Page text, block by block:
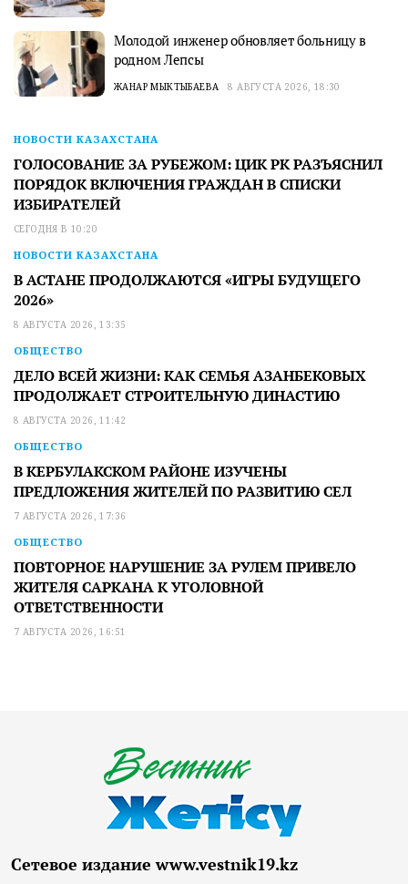
Молодой инженер обновляет больницу в
родном Лепсы
ЖАНАР МЫКТЫБАЕВА 8 АВГУСТА 2026, 18:30
НОВОСТИ КАЗАХСТАНА
ГОЛОСОВАНИЕ ЗА РУБЕЖОМ: ЦИК РК РАЗЪЯСНИЛ
ПОРЯДОК ВКЛЮЧЕНИЯ ГРАЖДАН В СПИСКИ
ИЗБИРАТЕЛЕЙ
СЕГОДНЯ В 10:20
НОВОСТИ КАЗАХСТАНА
В АСТАНЕ ПРОДОЛЖАЮТСЯ «ИГРЫ БУДУЩЕГО
2026»
8 АВГУСТА 2026, 13:35
ОБЩЕСТВО
ДЕЛО ВСЕЙ ЖИЗНИ: КАК СЕМЬЯ АЗАНБЕКОВЫХ
ПРОДОЛЖАЕТ СТРОИТЕЛЬНУЮ ДИНАСТИЮ
8 АВГУСТА 2026, 11:42
ОБЩЕСТВО
В КЕРБУЛАКСКОМ РАЙОНЕ ИЗУЧЕНЫ
ПРЕДЛОЖЕНИЯ ЖИТЕЛЕЙ ПО РАЗВИТИЮ СЕЛ
7 АВГУСТА 2026, 17:36
ОБЩЕСТВО
ПОВТОРНОЕ НАРУШЕНИЕ ЗА РУЛЕМ ПРИВЕЛО
ЖИТЕЛЯ САРКАНА К УГОЛОВНОЙ
ОТВЕТСТВЕННОСТИ
7 АВГУСТА 2026, 16:51
Сетевое издание www.vestnik19.kz